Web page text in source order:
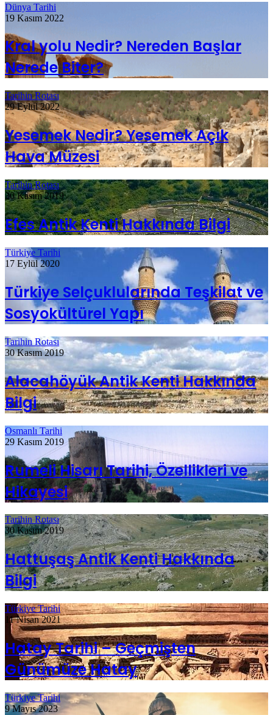
Dünya Tarihi
19 Kasım 2022
Kral yolu Nedir? Nereden Başlar
Nerede Biter?
Tarihin Rotası
29 Eylül 2022
Yesemek Nedir? Yesemek Açık
Hava Müzesi
Tarihin Rotası
30 Kasım 2019
Efes Antik Kenti Hakkında Bilgi
Türkiye Tarihi
17 Eylül 2020
Türkiye Selçuklularında Teşkilat ve
Sosyokültürel Yapı
Tarihin Rotası
30 Kasım 2019
Alacahöyük Antik Kenti Hakkında
Bilgi
Osmanlı Tarihi
29 Kasım 2019
Rumeli Hisarı Tarihi, Özellikleri ve
Hikayesi
Tarihin Rotası
30 Kasım 2019
Hattuşaş Antik Kenti Hakkında
Bilgi
Türkiye Tarihi
11 Nisan 2021
Hatay Tarihi – Geçmişten
Günümüze Hatay
Türkiye Tarihi
9 Mayıs 2023